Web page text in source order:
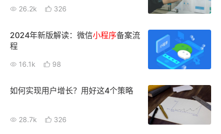
26.2k 326
2024年新版解读：微信小程序备案流
程
16.1k 98
如何实现用户增长？用好这4个策略
28.7k 326